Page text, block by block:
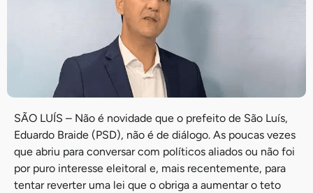
SÃO LUÍS – Não é novidade que o prefeito de São Luís,
Eduardo Braide (PSD), não é de diálogo. As poucas vezes
que abriu para conversar com políticos aliados ou não foi
por puro interesse eleitoral e, mais recentemente, para
tentar reverter uma lei que o obriga a aumentar o teto